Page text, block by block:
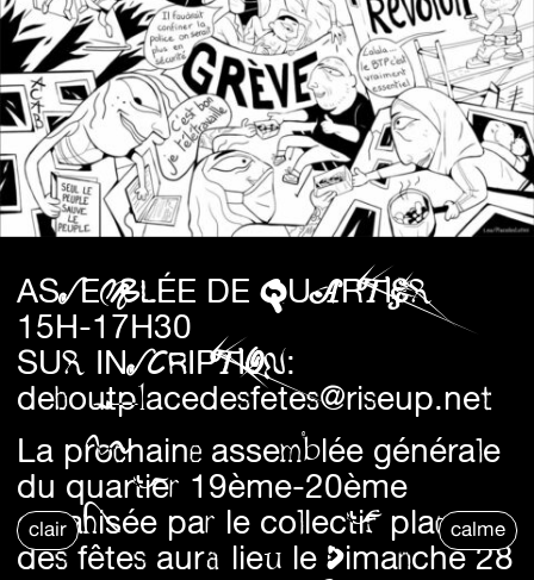
clair calme
ASSEMBLÉE DE QUARTIER
15H-17H30
SUR INSCRIPTION:
deboutplacedesfetes@riseup.net
La prochaine assemblée générale
du quartier 19ème-20ème
organisée par le collectif place
des fêtes aura lieu le Dimanche 28